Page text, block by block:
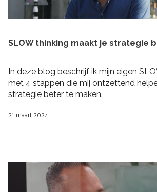
SLOW thinking maakt je strategie
In deze blog beschrijf ik mijn eigen
met 4 stappen die mij ontzettend
strategie beter te maken.
21 maart 2024